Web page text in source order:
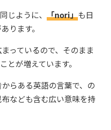
じように、 「nori」も日
ります。
っているので、そのまま
とが増えています。
らある英語の言葉で、の
なども含む広い意味を持